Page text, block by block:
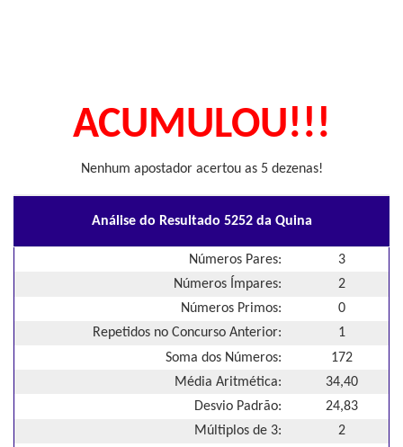
ACUMULOU!!!
Nenhum apostador acertou as 5 dezenas!
Análise do Resultado 5252 da Quina
Números Pares:
3
Números Ímpares:
2
Números Primos:
0
Repetidos no Concurso Anterior:
1
Soma dos Números:
172
Média Aritmética:
34,40
Desvio Padrão:
24,83
Múltiplos de 3:
2